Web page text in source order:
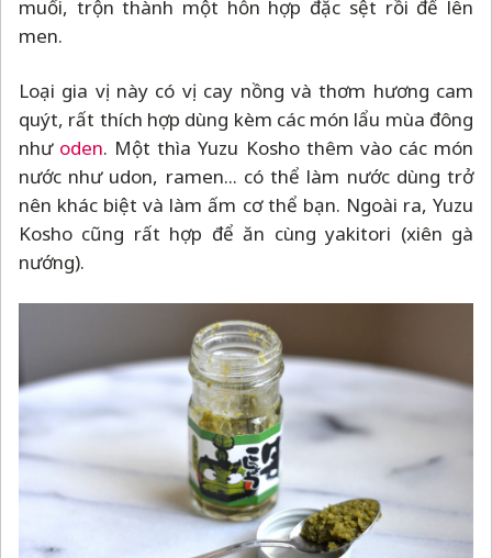
muối, trộn thành một hỗn hợp đặc sệt rồi để lên
men.
Loại gia vị này có vị cay nồng và thơm hương cam
quýt, rất thích hợp dùng kèm các món lẩu mùa đông
như oden. Một thìa Yuzu Kosho thêm vào các món
nước như udon, ramen... có thể làm nước dùng trở
nên khác biệt và làm ấm cơ thể bạn. Ngoài ra, Yuzu
Kosho cũng rất hợp để ăn cùng yakitori (xiên gà
nướng).